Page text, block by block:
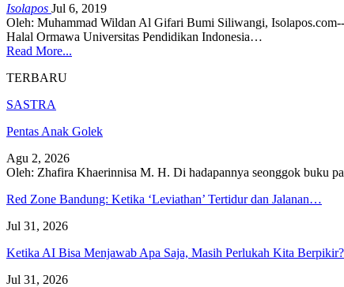
Isolapos Jul 6, 2019
Oleh: Muhammad Wildan Al Gifari Bumi Siliwangi,
Halal Ormawa Universitas Pendidikan Indonesia…
Read More...
TERBARU
SASTRA
Pentas Anak Golek
Agu 2, 2026
Oleh: Zhafira Khaerinnisa M. H. Di hadapannya seonggok buku
Red Zone Bandung: Ketika ‘Leviathan’ Tertidur dan Jalanan…
Jul 31, 2026
Ketika AI Bisa Menjawab Apa Saja, Masih Perlukah Kita Berpikir?
Jul 31, 2026